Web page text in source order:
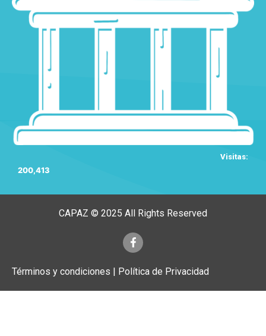
Visitas:
200,413
CAPAZ © 2025 All Rights Reserved
Términos y condiciones | Política de Privacidad